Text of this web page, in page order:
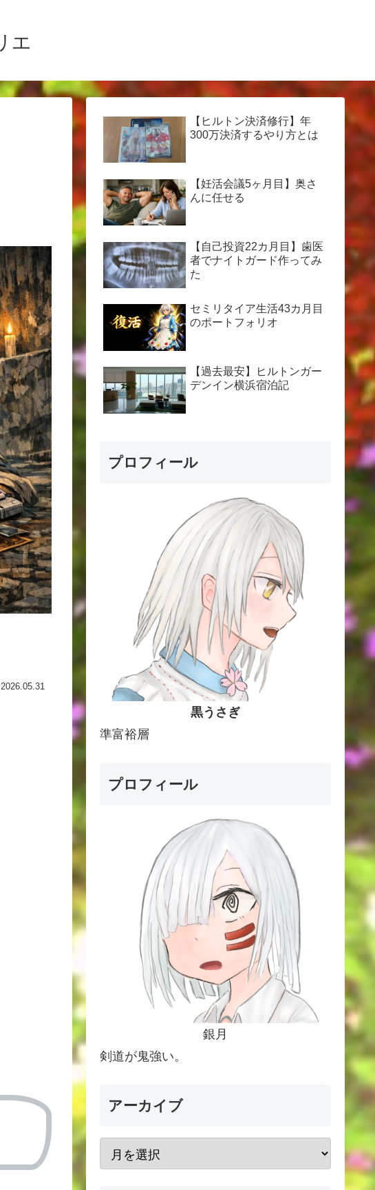
エ
2026.05.31
【ヒルトン決済修行】年
300万決済するやり方とは
【妊活会議5ヶ月目】奥さ
んに任せる
【自己投資22カ月目】歯医
者でナイトガード作ってみ
た
セミリタイア生活43カ月目
のポートフォリオ
【過去最安】ヒルトンガー
デンイン横浜宿泊記
プロフィール
黒うさぎ
準富裕層
プロフィール
銀月
剣道が鬼強い。
アーカイブ